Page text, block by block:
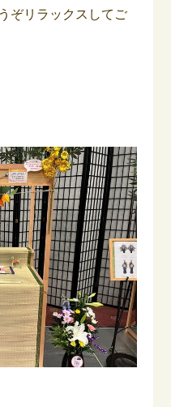
ぞリラックスしてご